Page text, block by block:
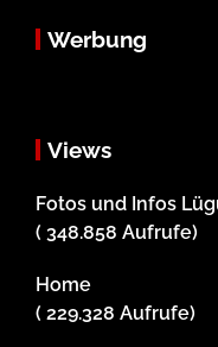
Werbung
Views
Fotos und Infos
( 348.858 Aufrufe)
Home
( 229.328 Aufrufe)